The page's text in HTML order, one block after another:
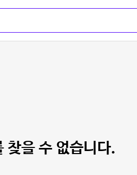
찾을 수 없습니다.